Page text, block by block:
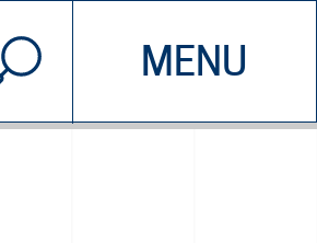
MENU
CHI SIAMO
2026 EDDYBURG